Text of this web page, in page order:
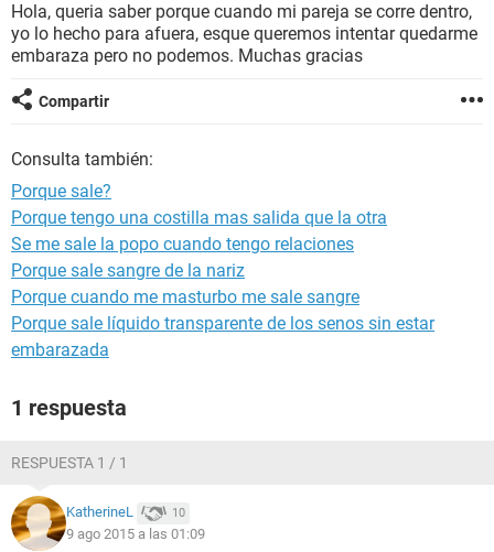
BIENESTAR
Hola, queria saber porque cuando mi pareja se corre dentro,
yo lo hecho para afuera, esque queremos intentar quedarme
embaraza pero no podemos. Muchas gracias
Compartir
Consulta también:
Porque sale?
Porque tengo una costilla mas salida que la otra
Se me sale la popo cuando tengo relaciones
Porque sale sangre de la nariz
Porque cuando me masturbo me sale sangre
Porque sale líquido transparente de los senos sin estar
embarazada
1 respuesta
RESPUESTA 1 / 1
KatherineL 10
9 ago 2015 a las 01:09